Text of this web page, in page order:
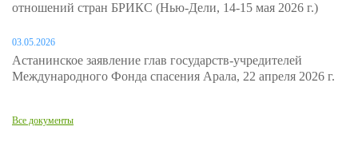
отношений стран БРИКС (Нью-Дели, 14-15 мая 2026 г.)
03.05.2026
Астанинское заявление глав государств-учредителей
Международного Фонда спасения Арала, 22 апреля 2026 г.
Все документы